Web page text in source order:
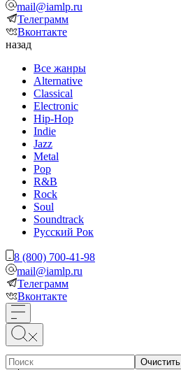
mail@iamlp.ru
Телеграмм
Вконтакте
назад
Все жанры
Alternative
Classical
Electronic
Hip-Hop
Indie
Jazz
Metal
Pop
R&B
Rock
Soul
Soundtrack
Русский Рок
8 (800) 700-41-98
mail@iamlp.ru
Телеграмм
Вконтакте
Очистить